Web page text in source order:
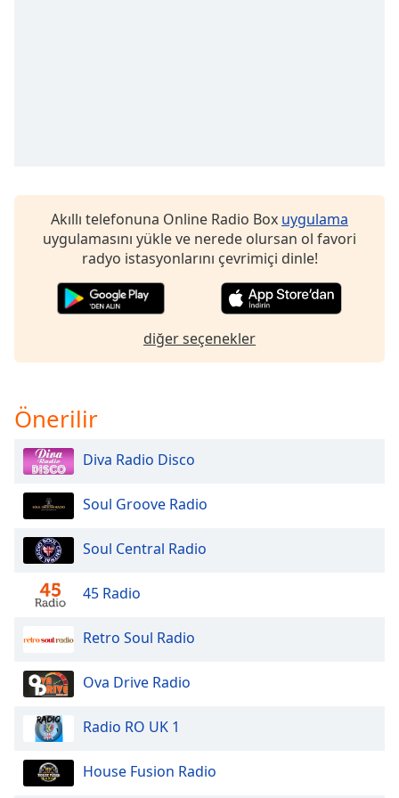
Background
Caption
Color
Opacity
Size
Style
Akıllı telefonuna Online Radio Box uygulama
uygulamasını yükle ve nerede olursan ol favori
radyo istasyonlarını çevrimiçi dinle!
diğer seçenekler
Önerilir
Diva Radio Disco
Soul Groove Radio
Soul Central Radio
45 Radio
Retro Soul Radio
Ova Drive Radio
Radio RO UK 1
House Fusion Radio